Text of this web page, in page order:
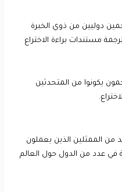
دوليين من ذوي الخبرة
مستندات براءة الاختراع
يكونوا من المتحدثين
من الممثلين الذين يعملون
في عدد من الدول حول العالم